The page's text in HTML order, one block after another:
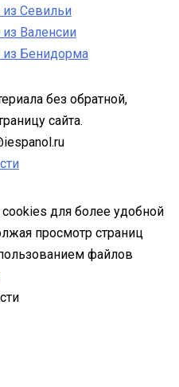
из Севильи
Валенсии
из Бенидорма
без обратной,
сайта.
для более удобной
просмотр страниц
файлов